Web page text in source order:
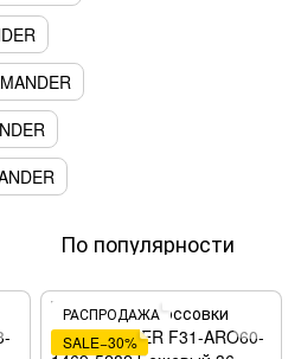
По популярности
РАСПРОДАЖА
SALE−30%